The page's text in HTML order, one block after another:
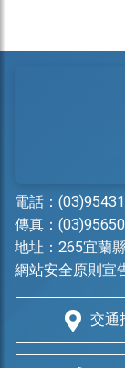
電話：
傳真：
地址： 265宜蘭
網站安全原則宣
交通